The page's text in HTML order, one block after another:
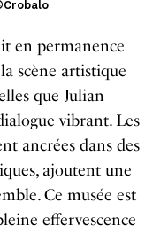
en permanence
scène artistique
que Julian
vibrant. Les
ancrées dans des
ajoutent une
Ce musée est
effervescence